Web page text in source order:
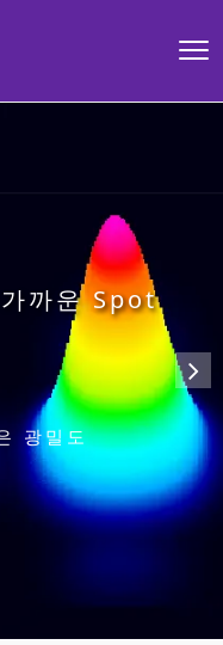
Mini 출
SMD LD
저전력 의
까운 Spot
광밀도
ODM 대량
Report 제공
있는 제품과 서비